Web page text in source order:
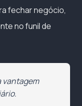
fechar negócio,
no funil de
vantagem